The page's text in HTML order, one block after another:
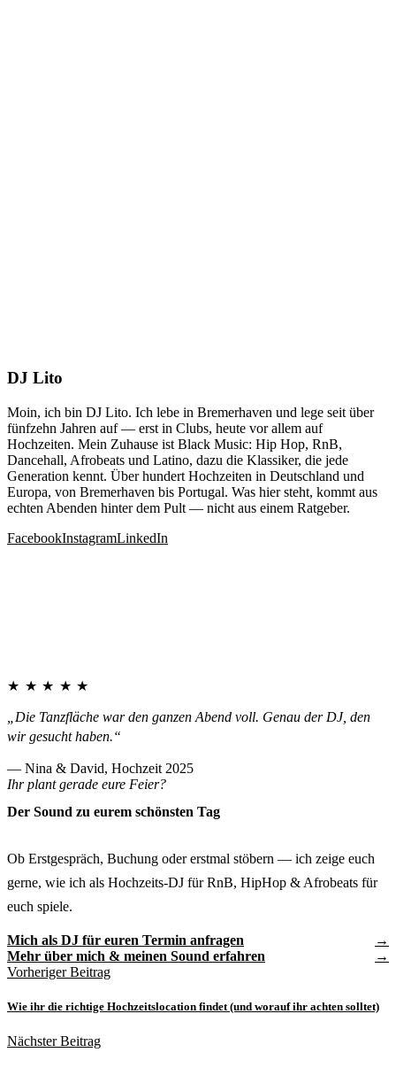
DJ Lito
Moin, ich bin DJ Lito. Ich lebe in Bremerhaven und lege seit über
fünfzehn Jahren auf — erst in Clubs, heute vor allem auf
Hochzeiten. Mein Zuhause ist Black Music: Hip Hop, RnB,
Dancehall, Afrobeats und Latino, dazu die Klassiker, die jede
Generation kennt. Über hundert Hochzeiten in Deutschland und
Europa, von Bremerhaven bis Portugal. Was hier steht, kommt aus
echten Abenden hinter dem Pult — nicht aus einem Ratgeber.
FacebookInstagramLinkedIn
★★★★★
„Die Tanzfläche war den ganzen Abend voll. Genau der DJ, den
wir gesucht haben.“
— Nina & David, Hochzeit 2025
Ihr plant gerade eure Feier?
Der Sound zu eurem schönsten Tag
Ob Erstgespräch, Buchung oder erstmal stöbern — ich zeige euch
gerne, wie ich als Hochzeits-DJ für RnB, HipHop & Afrobeats für
euch spiele.
Mich als DJ für euren Termin anfragen
Mehr über mich & meinen Sound erfahren
Vorheriger Beitrag
Wie ihr die richtige Hochzeitslocation findet (und worauf ihr achten solltet)
Nächster Beitrag